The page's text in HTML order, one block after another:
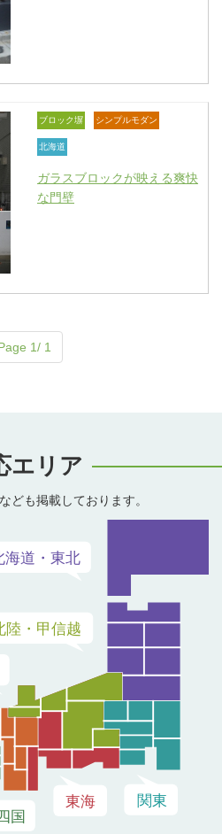
ブロック塀 シンプルモダン
北海道
ガラスブロックが映える爽快
な門壁
1/ 1
エリア
ども掲載しております。